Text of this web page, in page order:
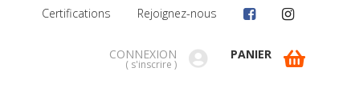
CONNEXION
( s'inscrire )
PANIER
Certifications Rejoignez-nous